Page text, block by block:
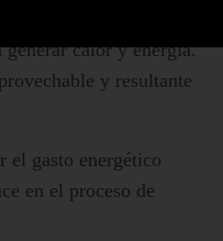
calor y energía.
y resultante
el gasto energético
en el proceso de